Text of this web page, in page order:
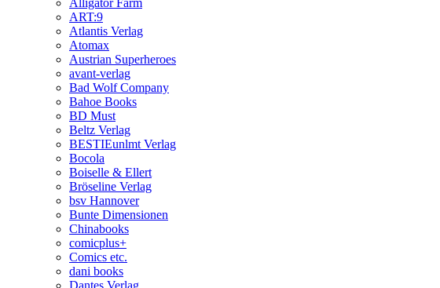
Alligator Farm
ART:9
Atlantis Verlag
Atomax
Austrian Superheroes
avant-verlag
Bad Wolf Company
Bahoe Books
BD Must
Beltz Verlag
BESTIEunlmt Verlag
Bocola
Boiselle & Ellert
Bröseline Verlag
bsv Hannover
Bunte Dimensionen
Chinabooks
comicplus+
Comics etc.
dani books
Dantes Verlag